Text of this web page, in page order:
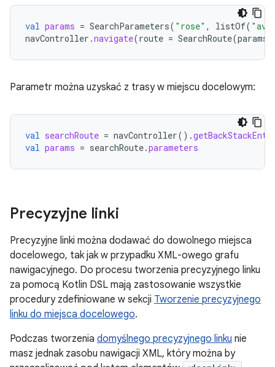
val params = SearchParameters( "rose" , listOf(
navController .navigate(route = SearchRoute(params
Parametr można uzyskać z trasy w miejscu docelowym:
val searchRoute = navController().
val params = searchRoute.parameters
Precyzyjne linki
Precyzyjne linki można dodawać do dowolnego miejsca
docelowego, tak jak w przypadku XML-owego grafu
nawigacyjnego. Do procesu tworzenia precyzyjnego linku
za pomocą Kotlin DSL mają zastosowanie wszystkie
procedury zdefiniowane w sekcji Tworzenie precyzyjnego
linku do miejsca docelowego.
Podczas tworzenia domyślnego precyzyjnego linku nie
masz jednak zasobu nawigacji XML, który można by